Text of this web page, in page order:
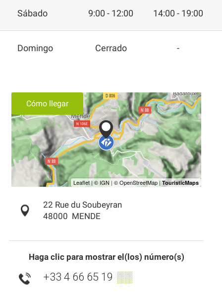
Sábado 9:00 - 12:00 14:00 - 19:00
Domingo Cerrado -
Cómo llegar
22 Rue du Soubeyran
48000 MENDE
Haga clic para mostrar el(los) número(s)
+33 4 66 65 19 ▒▒